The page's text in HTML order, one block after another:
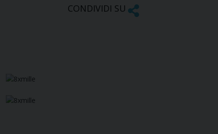
CONDIVIDI SU